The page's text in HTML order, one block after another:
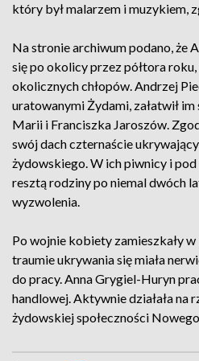
który był malarzem i muzykiem,
Na stronie archiwum podano, że
się po okolicy przez półtora
okolicznych chłopów. Andrzej
uratowanymi Żydami, załatwił
Marii i Franciszka Jaroszów.
swój dach czternaście
żydowskiego. W ich piwnicy i
resztą rodziny po niemal dwóch
wyzwolenia.
Po wojnie kobiety zamieszkały
traumie ukrywania się miała
do pracy. Anna Grygiel-Huryn
handlowej. Aktywnie działała na
żydowskiej społeczności